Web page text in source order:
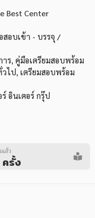
Best Center
สอบเข้า - บรรจุ /
าร, คู่มือเตรียมสอบพร้อม
วไป, เตรียมสอบพร้อม
อินเตอร์ กรุ๊ป
ล้ว
รั้ง